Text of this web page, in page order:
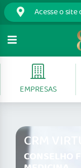
EMPRESAS
CRM
CONSELHO